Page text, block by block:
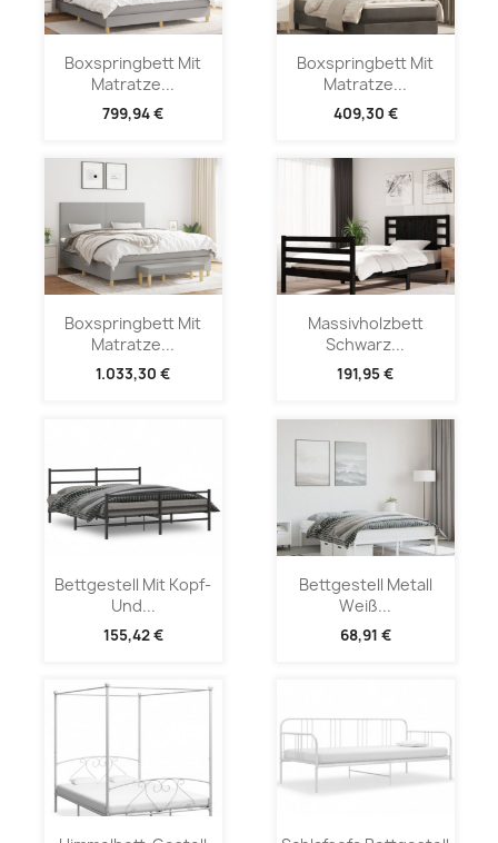
Boxspringbett Mit
Matratze...
799,94 €
Boxspringbett Mit
Matratze...
409,30 €
Boxspringbett Mit
Matratze...
1.033,30 €
Massivholzbett
Schwarz...
191,95 €
Bettgestell Mit Kopf-
Und...
155,42 €
Bettgestell Metall
Weiß...
68,91 €